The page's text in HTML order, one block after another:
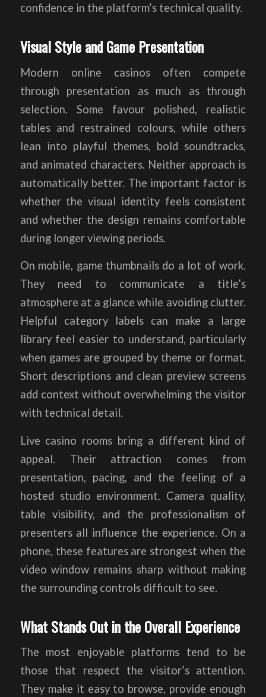
confidence in the platform’s technical quality.
Visual Style and Game Presentation
Modern online casinos often compete
through presentation as much as through
selection. Some favour polished, realistic
tables and restrained colours, while others
lean into playful themes, bold soundtracks,
and animated characters. Neither approach is
automatically better. The important factor is
whether the visual identity feels consistent
and whether the design remains comfortable
during longer viewing periods.
On mobile, game thumbnails do a lot of work.
They need to communicate a title’s
atmosphere at a glance while avoiding clutter.
Helpful category labels can make a large
library feel easier to understand, particularly
when games are grouped by theme or format.
Short descriptions and clean preview screens
add context without overwhelming the visitor
with technical detail.
Live casino rooms bring a different kind of
appeal. Their attraction comes from
presentation, pacing, and the feeling of a
hosted studio environment. Camera quality,
table visibility, and the professionalism of
presenters all influence the experience. On a
phone, these features are strongest when the
video window remains sharp without making
the surrounding controls difficult to see.
What Stands Out in the Overall Experience
The most enjoyable platforms tend to be
those that respect the visitor’s attention.
They make it easy to browse, provide enough